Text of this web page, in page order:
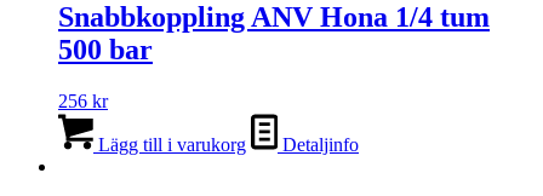
Snabbkoppling ANV Hona 1/4 tum
500 bar
256 kr
Lägg till i varukorg Detaljinfo